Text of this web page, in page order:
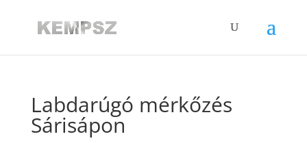
Labdarúgó mérkőzés
Sárisápon